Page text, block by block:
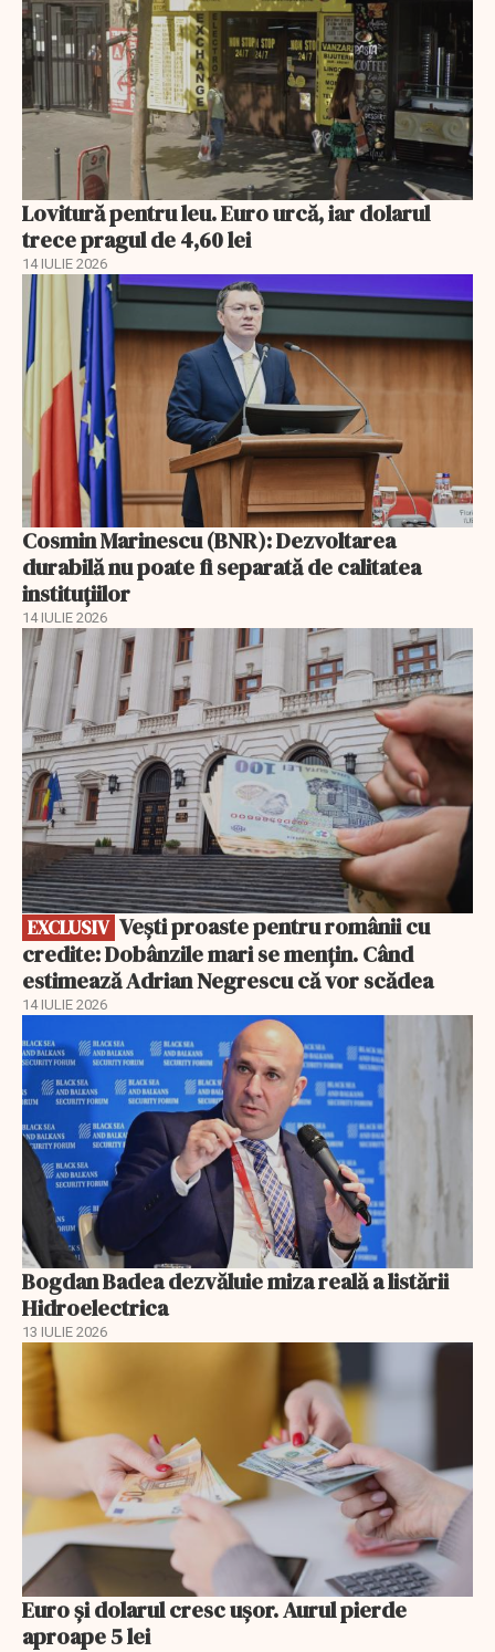
Lovitură pentru leu. Euro urcă, iar dolarul
trece pragul de 4,60 lei
14 IULIE 2026
Cosmin Marinescu (BNR): Dezvoltarea
durabilă nu poate fi separată de calitatea
instituțiilor
14 IULIE 2026
EXCLUSIV
EXCLUSIV
credite: Dobânzile mari se mențin. Când
estimează Adrian Negrescu că vor scădea
14 IULIE 2026
Bogdan Badea dezvăluie miza reală a listării
Hidroelectrica
13 IULIE 2026
Euro și dolarul cresc ușor. Aurul pierde
aproape 5 lei